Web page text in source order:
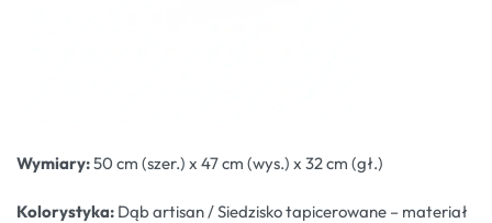
Wymiary:50 cm (szer.) x 47 cm (wys.) x 32 cm (gł.)
Kolorystyka: Dąb artisan / Siedzisko tapicerowane – materiał